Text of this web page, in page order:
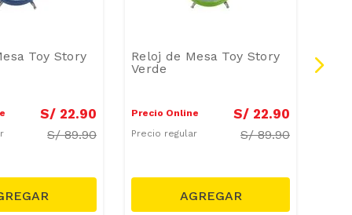
Toy Story
S/ 22.90
S/89.90
Reloj de Mesa Toy Story
Verde
Precio Online S/ 22.90
Precio regular S/89.90